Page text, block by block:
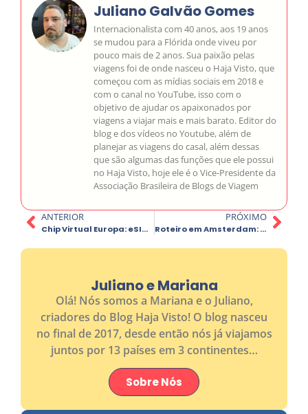
Juliano Galvão Gomes
Internacionalista com 40 anos, aos 19 anos
se mudou para a Flórida onde viveu por
pouco mais de 2 anos. Sua paixão pelas
viagens foi de onde nasceu o Haja Visto, que
começou com as mídias sociais em 2018 e
com o canal no YouTube, isso com o
objetivo de ajudar os apaixonados por
viagens a viajar mais e mais barato. Editor do
blog e dos vídeos no Youtube, além de
planejar as viagens do casal, além dessas
que são algumas das funções que ele possui
no Haja Visto, hoje ele é o Vice-Presidente da
Associação Brasileira de Blogs de Viagem
ANTERIOR
Chip Virtual Europa: eSIM Regional ou Local? Como escolher o melhor para sua viagem em 2026.
PRÓXIMO
Roteiro em Amsterdam: o que fazer em 3, 4 ou 5 dias
Juliano e Mariana
Olá! Nós somos a Mariana e o Juliano,
criadores do Blog Haja Visto! O blog nasceu
no final de 2017, desde então nós já viajamos
juntos por 13 países em 3 continentes…
Sobre Nós